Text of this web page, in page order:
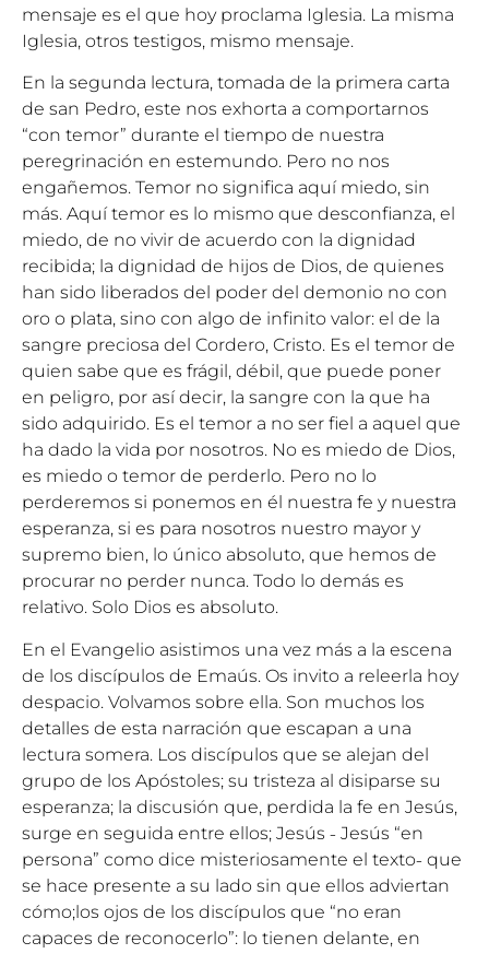
mensaje es el que hoy proclama Iglesia. La misma
Iglesia, otros testigos, mismo mensaje.
En la segunda lectura, tomada de la primera carta
de san Pedro, este nos exhorta a comportarnos
“con temor” durante el tiempo de nuestra
peregrinación en estemundo. Pero no nos
engañemos. Temor no significa aquí miedo, sin
más. Aquí temor es lo mismo que desconfianza, el
miedo, de no vivir de acuerdo con la dignidad
recibida; la dignidad de hijos de Dios, de quienes
han sido liberados del poder del demonio no con
oro o plata, sino con algo de infinito valor: el de la
sangre preciosa del Cordero, Cristo. Es el temor de
quien sabe que es frágil, débil, que puede poner
en peligro, por así decir, la sangre con la que ha
sido adquirido. Es el temor a no ser fiel a aquel que
ha dado la vida por nosotros. No es miedo de Dios,
es miedo o temor de perderlo. Pero no lo
perderemos si ponemos en él nuestra fe y nuestra
esperanza, si es para nosotros nuestro mayor y
supremo bien, lo único absoluto, que hemos de
procurar no perder nunca. Todo lo demás es
relativo. Solo Dios es absoluto.
En el Evangelio asistimos una vez más a la escena
de los discípulos de Emaús. Os invito a releerla hoy
despacio. Volvamos sobre ella. Son muchos los
detalles de esta narración que escapan a una
lectura somera. Los discípulos que se alejan del
grupo de los Apóstoles; su tristeza al disiparse su
esperanza; la discusión que, perdida la fe en Jesús,
surge en seguida entre ellos; Jesús ˗ Jesús “en
persona” como dice misteriosamente el texto˗ que
se hace presente a su lado sin que ellos adviertan
cómo;los ojos de los discípulos que “no eran
capaces de reconocerlo”: lo tienen delante, en